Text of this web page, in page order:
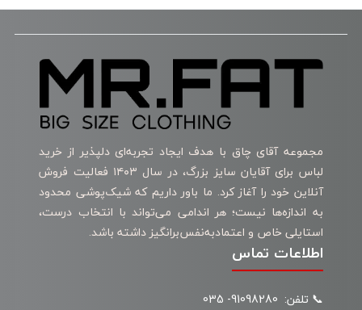
مجموعه آقای چاق با هدف ایجاد تجربه‌ای دلپذیر از خرید
لباس برای آقایان سایز بزرگ، در سال ۱۴۰۳ فعالیت فروش
آنلاین خود را آغاز کرد. ما باور داریم که شیک‌پوشی محدود
به اندازه‌ها نیست؛ هر اندامی می‌تواند با انتخاب درست،
استایلی خاص و اعتمادبه‌نفس‌برانگیز داشته باشد.
اطلاعات تماس
📞 تلفن: 91098280- 035